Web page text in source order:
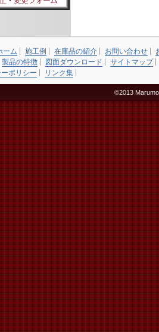
ーム 施工例 在庫品の紹介 お問い合わせ
製品の特徴 図面ダウンロード
サイトマップ
ポリシー
リンク集
©2013